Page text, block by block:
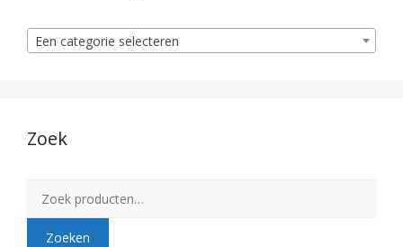
Een categorie selecteren
Zoek
naar:
Zoeken